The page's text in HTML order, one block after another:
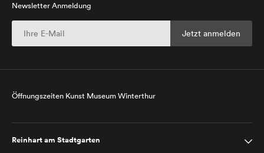
Newsletter Anmeldung
Öffnungszeiten Kunst Museum Winterthur
Reinhart am Stadtgarten